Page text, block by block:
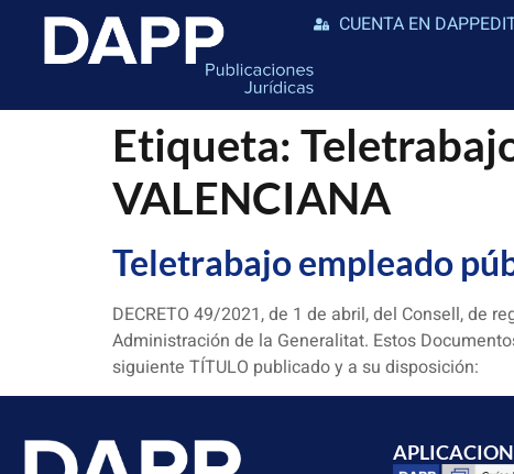
CUENTA EN
Etiqueta:
VALENCIANA
Teletrabajo empleado
DECRETO 49/2021, de 1 de abril, del Consell, de
Administración de la Generalitat. Estos
siguiente TÍTULO publicado y a su disposición: